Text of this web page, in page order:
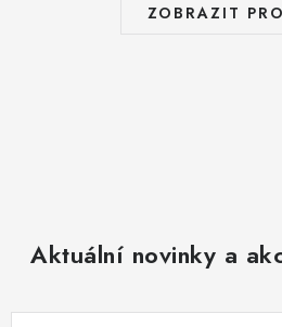
ZOBRAZIT
Aktuální novinky a